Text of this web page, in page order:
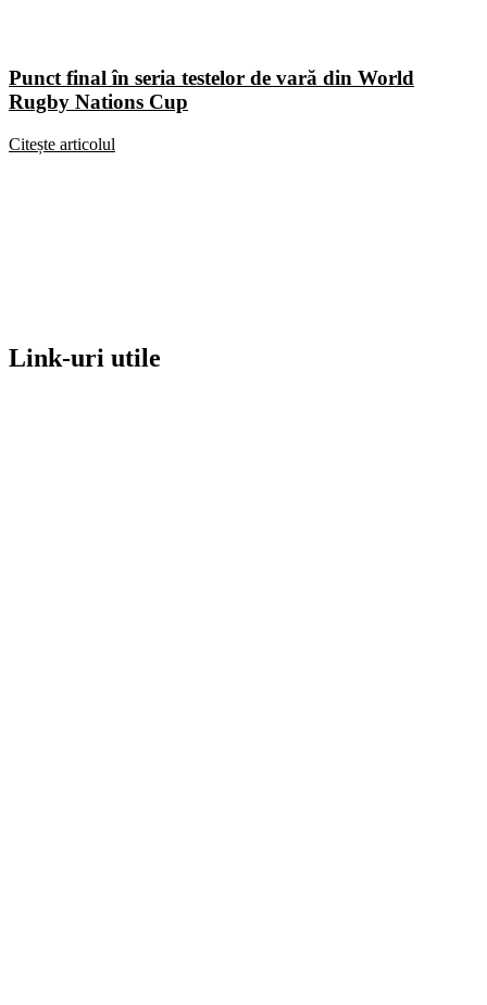
Punct final în seria testelor de vară din World
Rugby Nations Cup
Citește articolul
Link-uri utile